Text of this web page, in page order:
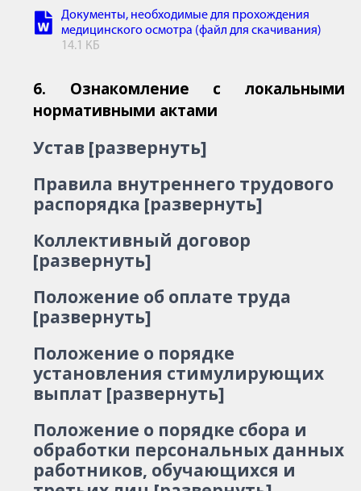
Документы, необходимые для прохождения
медицинского осмотра (файл для скачивания)
14.1 КБ
6. Ознакомление с локальными
нормативными актами
Устав [развернуть]
Правила внутреннего трудового
распорядка [развернуть]
Коллективный договор
[развернуть]
Положение об оплате труда
[развернуть]
Положение о порядке
установления стимулирующих
выплат [развернуть]
Положение о порядке сбора и
обработки персональных данных
работников, обучающихся и